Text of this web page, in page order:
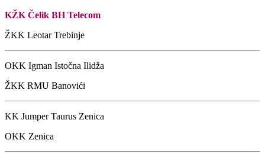
KŽK Čelik BH Telecom
ŽKK Leotar Trebinje
OKK Igman Istočna Ilidža
ŽKK RMU Banovići
KK Jumper Taurus Zenica
OKK Zenica